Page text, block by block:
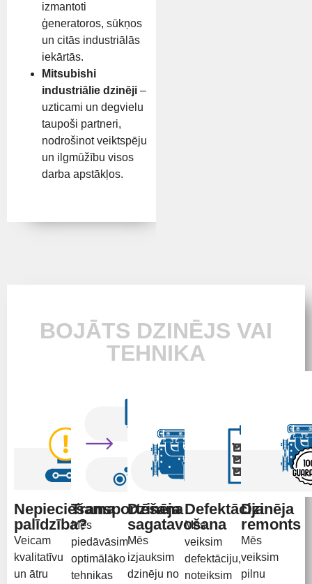
izmantoti
ģeneratoros, sūkņos
un citās industriālās
iekārtās.
Mitsubishi
industriālie dzinēji –
uzticami un degvielu
taupoši partneri,
nodrošinot veiktspēju
un ilgmūžību visos
darba apstākļos.
BOJĀTS DZINĒJS VAI
TEHNIKA
Nepieciešama
palīdzība?
Veicam
kvalitatīvu
un ātru
Transportēšana
Mēs
piedāvāsim
optimālāko
tehnikas
Dzinēja
sagatavošana
Mēs
izjauksim
dzinēju no
Defektācija
Mēs
veiksim
defektāciju,
noteiksim
Dzinēja
remonts
Mēs
veiksim
pilnu